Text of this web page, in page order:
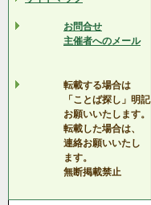
お問合せ
主催者へのメール
転載する場合は
「ことば探し」明記
お願いいたします。
転載した場合は、
連絡お願いいたし
ます。
無断掲載禁止